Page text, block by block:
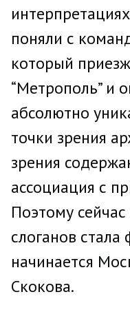
поняли с
который
“Метрополь” и
абсолютно
точки зрения
зрения
ассоциация с
Поэтому
слоганов стала
начинается
Скокова.